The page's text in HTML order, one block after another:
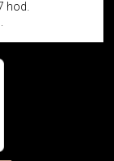
hod.